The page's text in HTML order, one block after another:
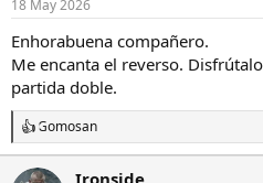
e
:
18 May 2026
Enhorabuena compañero.
Me encanta el reverso.
partida doble.
R
e
a
Gomosan
Ironside